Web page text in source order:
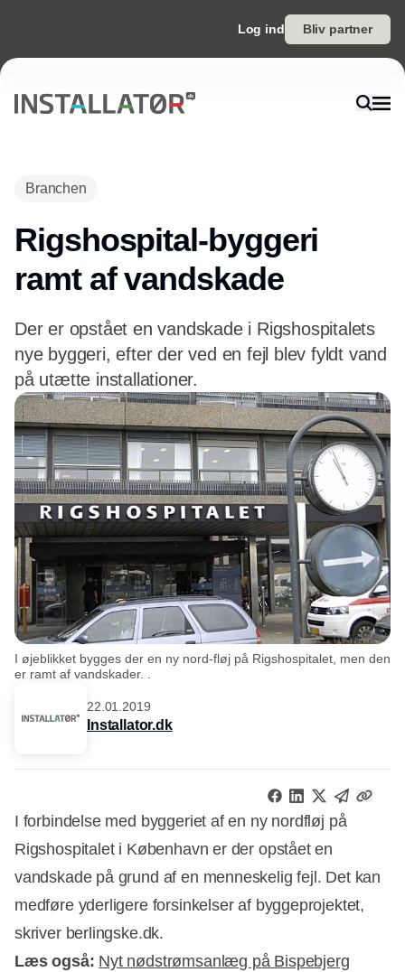
Log ind Bliv partner
Branchen
Rigshospital-byggeri
ramt af vandskade
Der er opstået en vandskade i Rigshospitalets
nye byggeri, efter der ved en fejl blev fyldt vand
på utætte installationer.
I øjeblikket bygges der en ny nord-fløj på Rigshospitalet, men den
er ramt af vandskader. .
22.01.2019
Installator.dk
I forbindelse med byggeriet af en ny nordfløj på
Rigshospitalet i København er der opstået en
vandskade på grund af en menneskelig fejl. Det kan
medføre yderligere forsinkelser af byggeprojektet,
skriver berlingske.dk.
Læs også: Nyt nødstrømsanlæg på Bispebjerg